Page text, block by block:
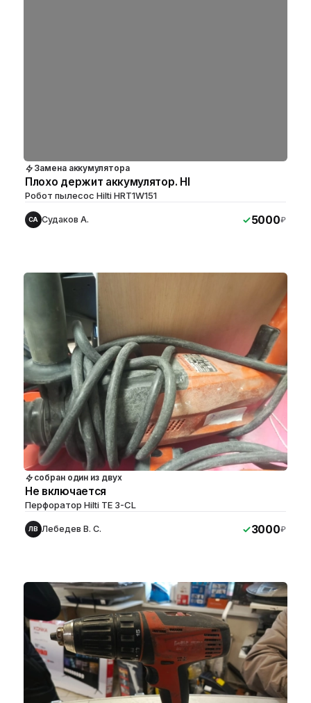
Замена аккумулятора
Плохо держит аккумулятор. HI
Робот пылесос Hilti HRT1W151
СА Судаков А. 5000₽
собран один из двух
Не включается
Перфоратор Hilti TE 3-CL
ЛВ Лебедев В. С. 3000₽